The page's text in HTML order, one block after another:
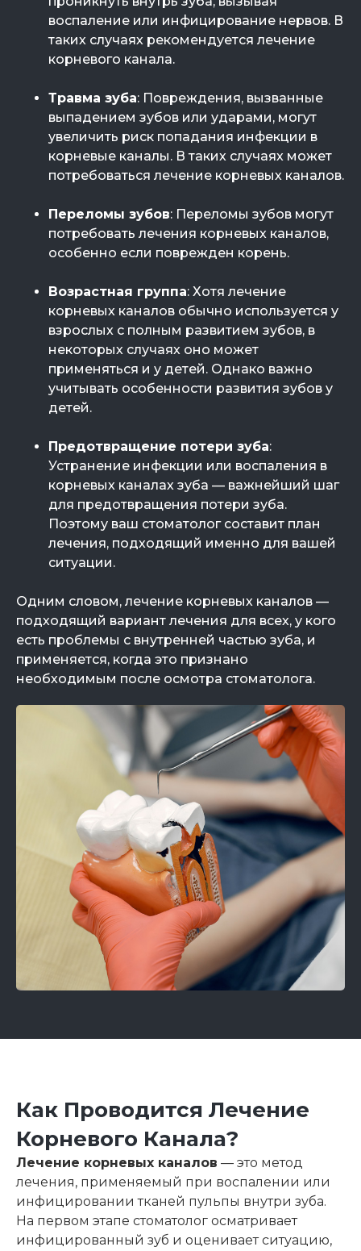
воспаление или инфицирование нервов. В
таких случаях рекомендуется лечение
корневого канала.
Травма зуба: Повреждения, вызванные
выпадением зубов или ударами, могут
увеличить риск попадания инфекции в
корневые каналы. В таких случаях может
потребоваться лечение корневых каналов.
Переломы зубов: Переломы зубов могут
потребовать лечения корневых каналов,
особенно если поврежден корень.
Возрастная группа: Хотя лечение
корневых каналов обычно используется у
взрослых с полным развитием зубов, в
некоторых случаях оно может
применяться и у детей. Однако важно
учитывать особенности развития зубов у
детей.
Предотвращение потери зуба:
Устранение инфекции или воспаления в
корневых каналах зуба — важнейший шаг
для предотвращения потери зуба.
Поэтому ваш стоматолог составит план
лечения, подходящий именно для вашей
ситуации.
Одним словом, лечение корневых каналов —
подходящий вариант лечения для всех, у кого
есть проблемы с внутренней частью зуба, и
применяется, когда это признано
необходимым после осмотра стоматолога.
Как Проводится Лечение
Корневого Канала?
Лечение корневых каналов — это метод
лечения, применяемый при воспалении или
инфицировании тканей пульпы внутри зуба.
На первом этапе стоматолог осматривает
инфицированный зуб и оценивает ситуацию,